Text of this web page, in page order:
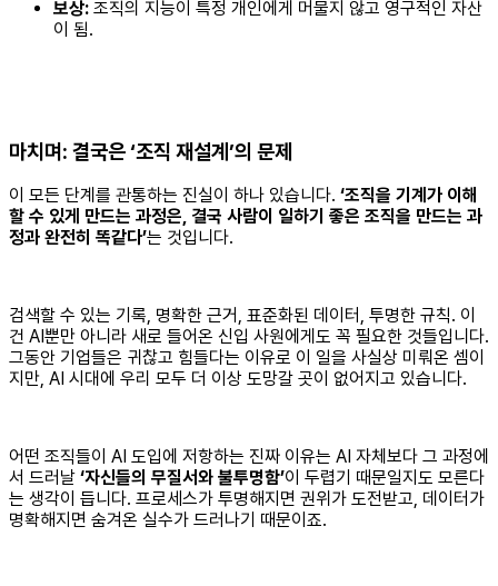
보상: 조직의 지능이 특정 개인에게 머물지 않고 영구적인 자산
이 됨.
마치며: 결국은 ‘조직 재설계’의 문제
이 모든 단계를 관통하는 진실이 하나 있습니다. ‘조직을 기계가 이해
할 수 있게 만드는 과정은, 결국 사람이 일하기 좋은 조직을 만드는 과
정과 완전히 똑같다’는 것입니다.
검색할 수 있는 기록, 명확한 근거, 표준화된 데이터, 투명한 규칙. 이
건 AI뿐만 아니라 새로 들어온 신입 사원에게도 꼭 필요한 것들입니다.
그동안 기업들은 귀찮고 힘들다는 이유로 이 일을 사실상 미뤄온 셈이
지만, AI 시대에 우리 모두 더 이상 도망갈 곳이 없어지고 있습니다.
어떤 조직들이 AI 도입에 저항하는 진짜 이유는 AI 자체보다 그 과정에
서 드러날 ‘자신들의 무질서와 불투명함’이 두렵기 때문일지도 모른다
는 생각이 듭니다. 프로세스가 투명해지면 권위가 도전받고, 데이터가
명확해지면 숨겨온 실수가 드러나기 때문이죠.